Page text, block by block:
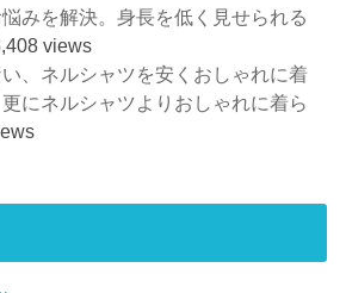
みを解決。身長を低く見せられる
views
、ネルシャツを安くおしゃれに着
にネルシャツよりおしゃれに着ら